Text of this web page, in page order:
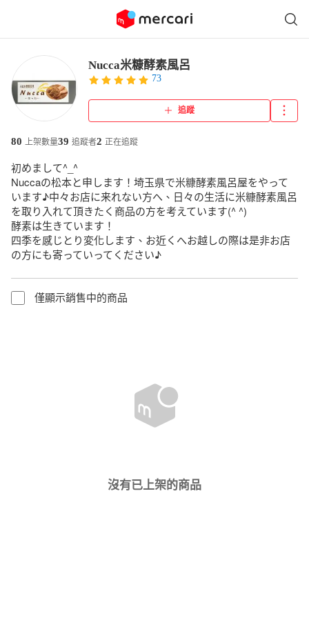
Nucca米糠酵素風呂
73
追蹤
80 上架數量39 追蹤者2 正在追蹤
初めまして^_^
Nuccaの松本と申します！埼玉県で米糠酵素風呂屋をやって
います♪中々お店に来れない方へ、日々の生活に米糠酵素風呂
を取り入れて頂きたく商品の方を考えています(^ ^)
酵素は生きています！
四季を感じとり変化します、お近くへお越しの際は是非お店
の方にも寄っていってください♪
僅顯示銷售中的商品
沒有已上架的商品